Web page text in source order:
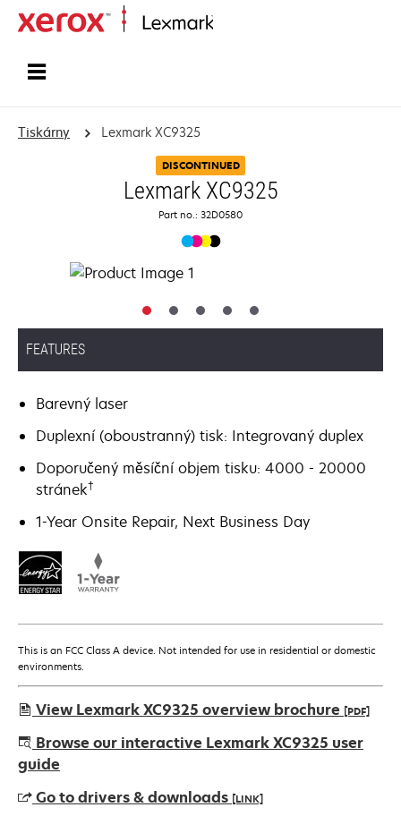
Tiskárny Lexmark XC9325
DISCONTINUED
Lexmark XC9325
Part no.: 32D0580
FEATURES
Barevný laser
Duplexní (oboustranný) tisk: Integrovaný duplex
Doporučený měsíční objem tisku: 4000 - 20000
stránek†
1-Year Onsite Repair, Next Business Day
This is an FCC Class A device. Not intended for use in residential or domestic
environments.
View Lexmark XC9325 overview brochure [PDF]
opens
in
new
Browse our interactive Lexmark XC9325 user
guide
Go to drivers & downloads [LINK]